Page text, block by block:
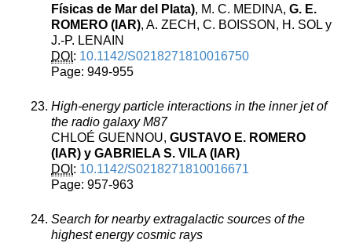
Físicas de Mar del Plata), M. C. MEDINA, G. E.
ROMERO (IAR), A. ZECH, C. BOISSON, H. SOL y
J.-P. LENAIN
DOI : 10.1142/S0218271810016750
Page: 949-955
High-energy particle interactions in the inner jet of
the radio galaxy M87
CHLOÉ GUENNOU, GUSTAVO E. ROMERO
(IAR) y GABRIELA S. VILA (IAR)
DOI : 10.1142/S0218271810016671
Page: 957-963
Search for nearby extragalactic sources of the
highest energy cosmic rays